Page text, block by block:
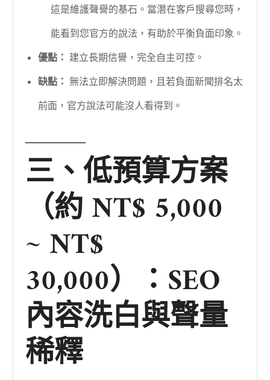
這是維護聲譽的基石。當潛在客戶搜尋您時，
能看到您官方的說法，有助於平衡負面印象。
優點： 建立長期信譽，完全自主可控。
缺點： 無法立即解決問題，且若負面新聞排名太
前面，官方說法可能沒人看得到。
三、低預算方案
（約 NT$ 5,000
~ NT$
30,000）：SEO
內容洗白與聲量
稀釋